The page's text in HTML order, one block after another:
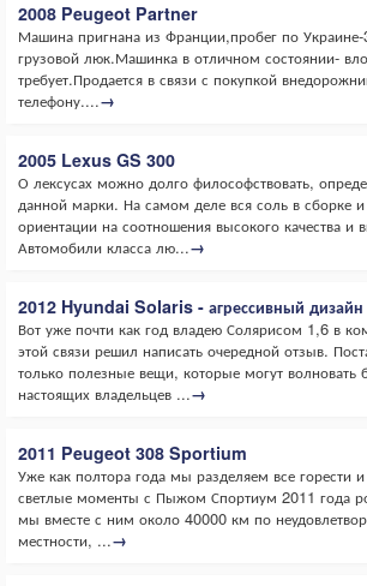
2008 Peugeot Partner
Машина пригнана из Франции,пробег по
грузовой люк.Машинка в отличном состоянии-
требует.Продается в связи с покупкой
телефону....→
2005 Lexus GS 300
О лексусах можно долго философствовать,
данной марки. На самом деле вся соль в сборке
ориентации на соотношения высокого качества и
Автомобили класса лю...→
2012 Hyundai Solaris - агрессивный дизайн
Вот уже почти как год владею Солярисом 1,6 в
этой связи решил написать очередной отзыв.
только полезные вещи, которые могут волновать
настоящих владельцев ...→
2011 Peugeot 308 Sportium
Уже как полтора года мы разделяем все горести
светлые моменты с Пыжом Спортиум 2011 года
мы вместе с ним около 40000 км по
местности, ...→